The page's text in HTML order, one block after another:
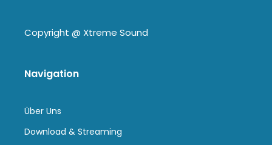
Copyright @ Xtreme Sound
Navigation
Über Uns
Download & Streaming